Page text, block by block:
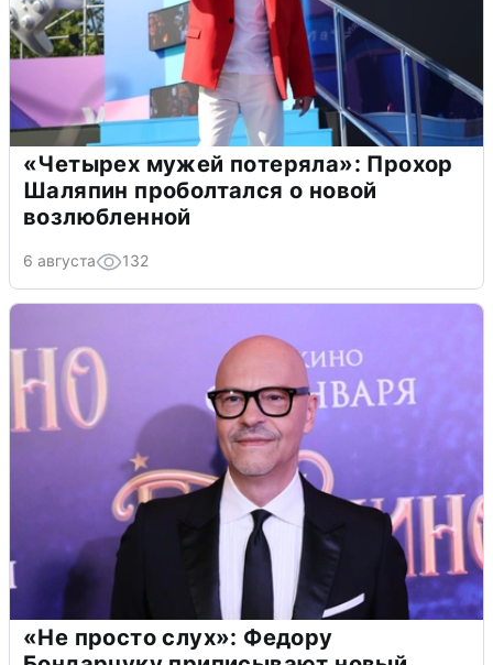
«Четырех мужей потеряла»: Прохор
Шаляпин проболтался о новой
возлюбленной
6 августа 132
«Не просто слух»: Федору